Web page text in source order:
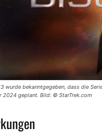
wurde bekanntgegeben, dass die
2024 geplant. Bild: © StarTrek.com